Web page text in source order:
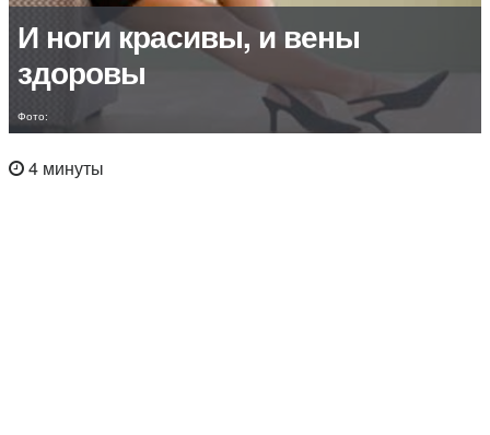
И ноги красивы, и вены
здоровы
Фото:
4 минуты